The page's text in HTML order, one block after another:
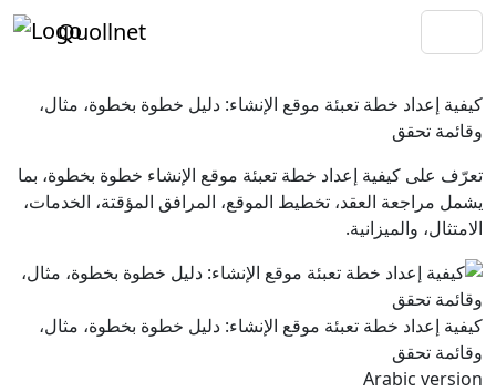
Quollnet
كيفية إعداد خطة تعبئة موقع الإنشاء: دليل خطوة بخطوة، مثال،
وقائمة تحقق
تعرّف على كيفية إعداد خطة تعبئة موقع الإنشاء خطوة بخطوة، بما
يشمل مراجعة العقد، تخطيط الموقع، المرافق المؤقتة، الخدمات،
الامتثال، والميزانية.
كيفية إعداد خطة تعبئة موقع الإنشاء: دليل خطوة بخطوة، مثال،
وقائمة تحقق
Arabic version